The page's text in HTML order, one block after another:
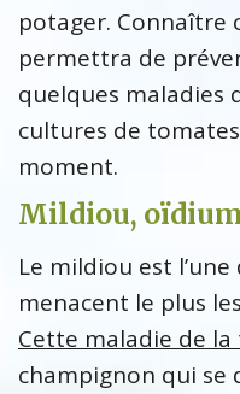
potager. Connaître
permettra de
quelques maladies
cultures de
moment.
Mildiou,
Le mildiou est
menacent le plus
Cette maladie de
champignon qui se